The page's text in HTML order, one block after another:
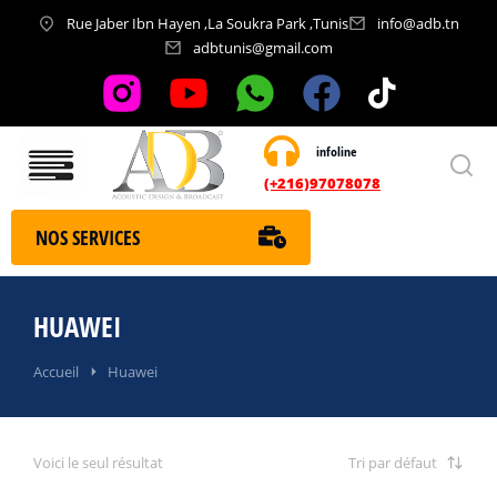
Rue Jaber Ibn Hayen ,La Soukra Park ,Tunis
info@adb.tn
adbtunis@gmail.com
infoline
(+216)97078078
Nos services
NOS SERVICES
HUAWEI
Vous êtes ici :
Accueil Huawei
Voici le seul résultat